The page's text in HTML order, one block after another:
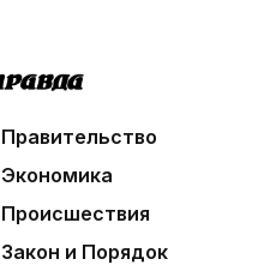
Правительство
Экономика
Происшествия
Закон и Порядок